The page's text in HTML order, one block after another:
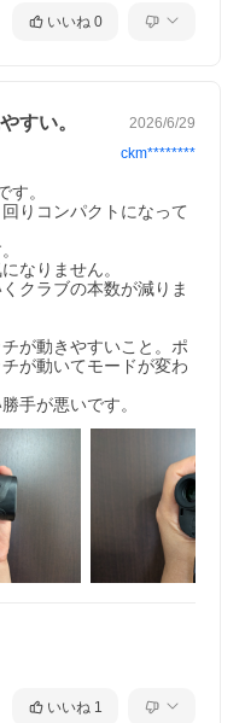
いいね 0
すい。 2026/6/29
ckm********
す。
りコンパクトになって
なりません。
クラブの本数が減りま
が動きやすいこと。ポ
が動いてモードが変わ
手が悪いです。
いいね 1